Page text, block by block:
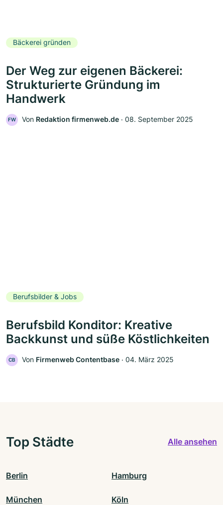
Bäckerei gründen
Der Weg zur eigenen Bäckerei:
Strukturierte Gründung im
Handwerk
FW Von Redaktion firmenweb.de ‧ 08. September 2025
Berufsbilder & Jobs
Berufsbild Konditor: Kreative
Backkunst und süße Köstlichkeiten
CB Von Firmenweb Contentbase ‧ 04. März 2025
Top Städte Alle ansehen
Berlin Hamburg
München Köln